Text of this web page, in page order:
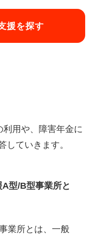
援を探す
用や、障害年金に
していきます。
型/B型事業所と
業所とは、一般